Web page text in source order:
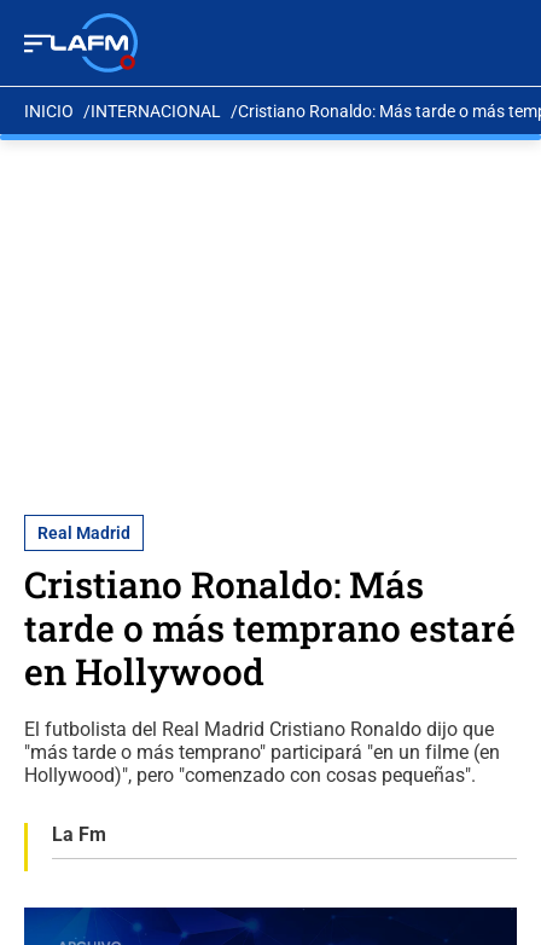
INICIO INTERNACIONAL Cristiano Ronaldo: Más tarde o más
Real Madrid
Cristiano Ronaldo: Más
tarde o más temprano estaré
en Hollywood
El futbolista del Real Madrid Cristiano Ronaldo dijo que
"más tarde o más temprano" participará "en un filme (en
Hollywood)", pero "comenzado con cosas pequeñas".
La Fm